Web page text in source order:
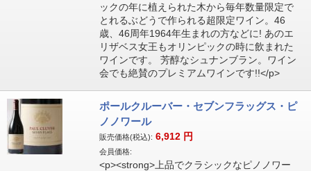
ックの年に植えられた木から毎年数量限定で
とれるぶどうで作られる超限定ワイン。46
歳、46周年1964年生まれの方などに! あのエ
リザベス女王もオリンピックの時に飲まれた
ワインです。 芳醇なシュナンブラン。ワイン
会でも絶賛のプレミアムワインです!!</p>
ポールクルーバー・セブンフラッグス・ピ
ノノワール
販売価格(税込): 6,912 円
会員価格:
<p><strong>上品でクラシックなピノノワー